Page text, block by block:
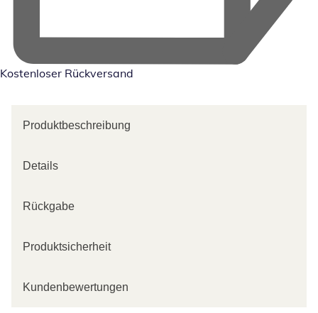
Kostenloser Rückversand
Produktbeschreibung
Details
Rückgabe
Produktsicherheit
Kundenbewertungen